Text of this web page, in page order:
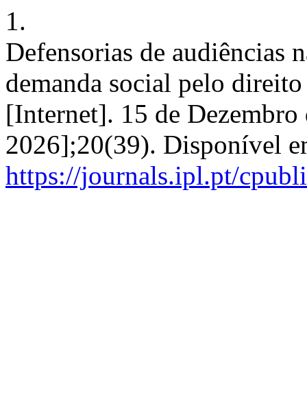
1.
Defensorias de audiências
demanda social pelo
[Internet]. 15 de
2026];20(39). Disponível
https://journals.ipl.pt/